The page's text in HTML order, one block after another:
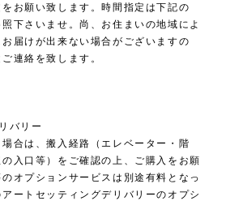
お願い致します。時間指定は下記の
照下さいませ。尚、お住まいの地域によ
届けが出来ない場合がございますの
連絡を致します。
バリー
合は、搬入経路（エレベーター・階
入口等）をご確認の上、ご購入をお願
オプションサービスは別途有料となっ
ートセッティングデリバリーのオプシ